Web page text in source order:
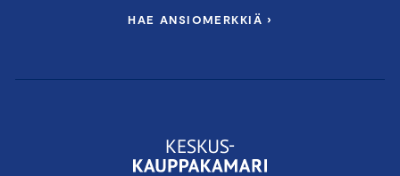
HAE ANSIOMERKKIÄ ›